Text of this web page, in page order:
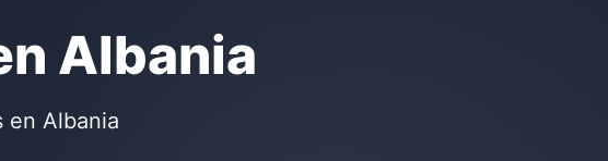
Albania
en Albania